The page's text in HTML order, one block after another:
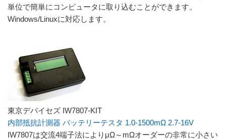
単位で簡単にコンピュータに取り込むことができます。
Windows/Linuxに対応します。
東京デバイセズ IW7807-KIT
内部抵抗計測器 バッテリーテスタ 1.0-1500mΩ 2.7-16V
IW7807は交流4端子法によりμΩ～mΩオーダーの非常に小さい